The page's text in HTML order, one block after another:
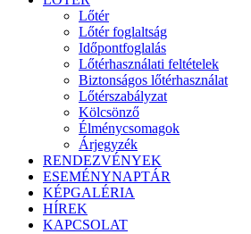
Lőtér
Lőtér foglaltság
Időpontfoglalás
Lőtérhasználati feltételek
Biztonságos lőtérhasználat
Lőtérszabályzat
Kölcsönző
Élménycsomagok
Árjegyzék
RENDEZVÉNYEK
ESEMÉNYNAPTÁR
KÉPGALÉRIA
HÍREK
KAPCSOLAT